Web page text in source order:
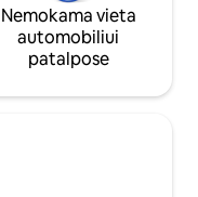
Nemokama vieta
automobiliui
patalpose